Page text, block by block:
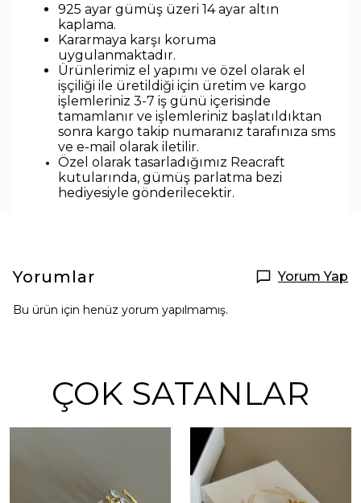
925 ayar gümüş üzeri 14 ayar altın
kaplama.
Kararmaya karşı koruma
uygulanmaktadır.
Ürünlerimiz el yapımı ve özel olarak el
işçiliği ile üretildiği için üretim ve kargo
işlemleriniz 3-7 iş günü içerisinde
tamamlanır ve işlemleriniz başlatıldıktan
sonra kargo takip numaranız tarafınıza sms
ve e-mail olarak iletilir.
Özel olarak tasarladığımız Reacraft
kutularında, gümüş parlatma bezi
hediyesiyle gönderilecektir.
Yorumlar Yorum Yap
Bu ürün için henüz yorum yapılmamış.
ÇOK SATANLAR